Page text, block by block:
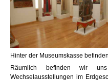
Hinter der Museumskasse
Räumlich befinden wir
Wechselausstellungen im